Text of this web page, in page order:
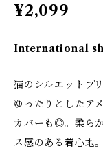
¥2,099
International
猫のシルエットプ
ゆったりとしたア
カバーも◎。柔ら
ス感のある着心地。